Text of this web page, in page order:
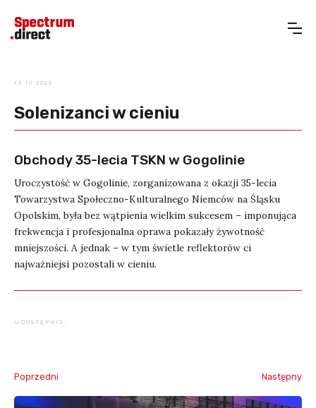
13.10.2025
Solenizanci w cieniu
Obchody 35-lecia TSKN w Gogolinie
Uroczystość w Gogolinie, zorganizowana z okazji 35-lecia
Towarzystwa Społeczno-Kulturalnego Niemców na Śląsku
Opolskim, była bez wątpienia wielkim sukcesem – imponująca
frekwencja i profesjonalna oprawa pokazały żywotność
mniejszości. A jednak – w tym świetle reflektorów ci
najważniejsi pozostali w cieniu.
UDOSTĘPNIJ:
Poprzedni Następny